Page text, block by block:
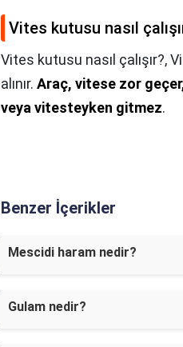
Vites kutusu nasıl
Vites kutusu nasıl çalışır?,
alınır. Araç, vitese zor
veya vitesteyken gitmez.
Benzer İçerikler
Mescidi haram nedir?
Gulam nedir?